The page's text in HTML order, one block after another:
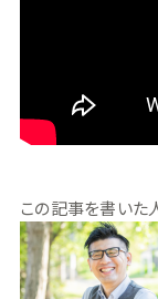
この記事を書いた